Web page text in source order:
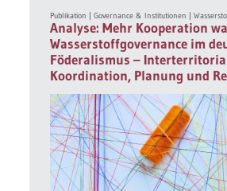
Publikation |Governance & Institutionen |
Analyse: Mehr Kooperation
Wasserstoffgovernance im
Föderalismus –
Koordination, Planung und